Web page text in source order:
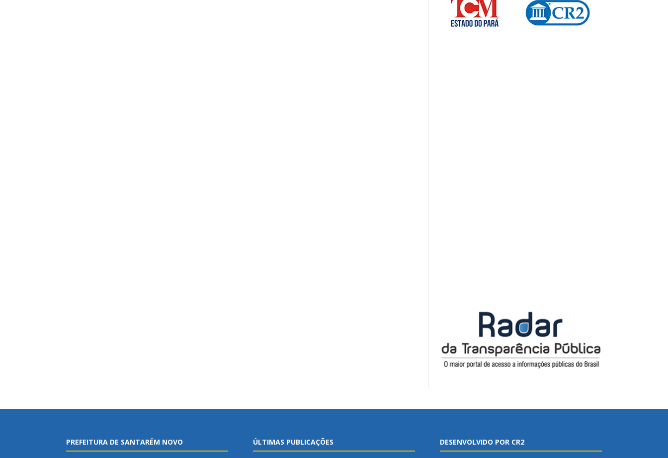
PREFEITURA DE SANTARÉM NOVO ÚLTIMAS PUBLICAÇÕES DESENVOLVIDO POR CR2